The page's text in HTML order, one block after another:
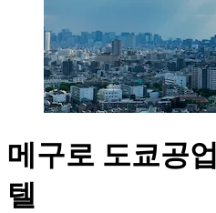
메구로 도쿄공
텔